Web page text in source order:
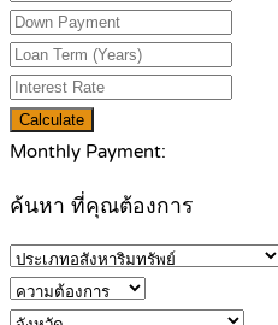
Calculate
Monthly Payment:
ค้นหา ที่คุณต้องการ